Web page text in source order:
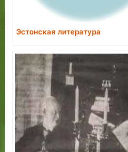
Эстонская литература